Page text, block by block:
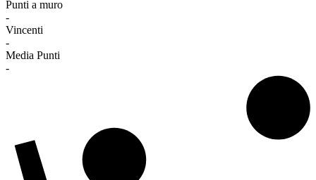
Punti a muro
-
Vincenti
-
Media Punti
-